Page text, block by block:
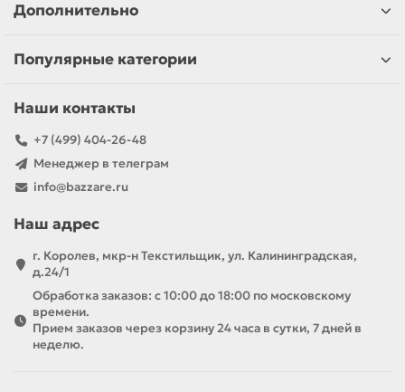
Дополнительно
Популярные категории
Наши контакты
+7 (499) 404-26-48
Менеджер в телеграм
info@bazzare.ru
Наш адрес
г. Королев, мкр-н Текстильщик, ул. Калининградская,
д.24/1
Обработка заказов: с 10:00 до 18:00 по московскому
времени.
Прием заказов через корзину 24 часа в сутки, 7 дней в
неделю.